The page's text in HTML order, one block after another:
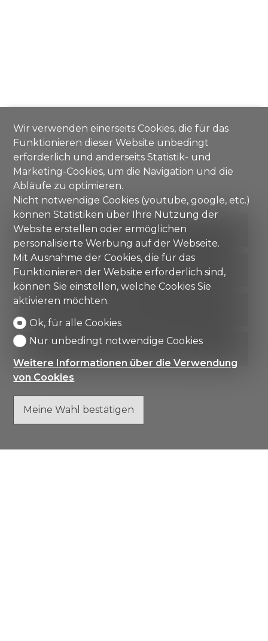
KONTAKTIEREN SIE UNS
PDF DOSSIER
ZU FAVORITEN HINZUFÜGEN
Wir verwenden einerseits Cookies, die für das
Funktionieren dieser Website unbedingt
erforderlich und anderseits Statistik- und
Marketing-Cookies, um die Navigation und die
Abläufe zu optimieren.
Nicht notwendige Cookies (youtube, google, etc.)
können Statistiken über Ihre Nutzung der
Website erstellen oder ermöglichen
personalisierte Werbung auf der Webseite.
Mit Ausnahme der Cookies, die für das
Funktionieren der Website erforderlich sind,
können Sie einstellen, welche Cookies Sie
aktivieren möchten.
Ok, für alle Cookies
Nur unbedingt notwendige Cookies
Weitere Informationen über die Verwendung
von Cookies
Meine Wahl bestätigen